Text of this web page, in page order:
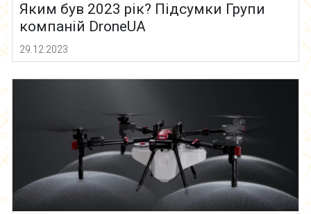
Яким був 2023 рік? Підсумки Групи
компаній DroneUA
29.12.2023